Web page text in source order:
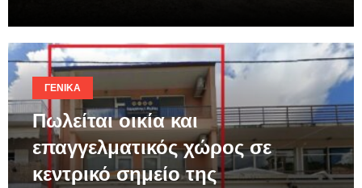
ΓΕΝΙΚΆ
Πωλείται οικία και
επαγγελματικός χώρος σε
κεντρικό σημείο της